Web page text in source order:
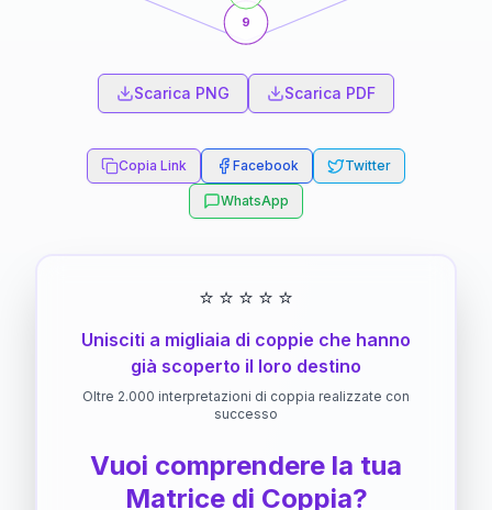
9
Scarica PNG Scarica PDF
Copia Link Facebook Twitter
WhatsApp
⭐ ⭐ ⭐ ⭐ ⭐
Unisciti a migliaia di coppie che hanno
già scoperto il loro destino
Oltre 2.000 interpretazioni di coppia realizzate con
successo
Vuoi comprendere la tua
Matrice di Coppia?